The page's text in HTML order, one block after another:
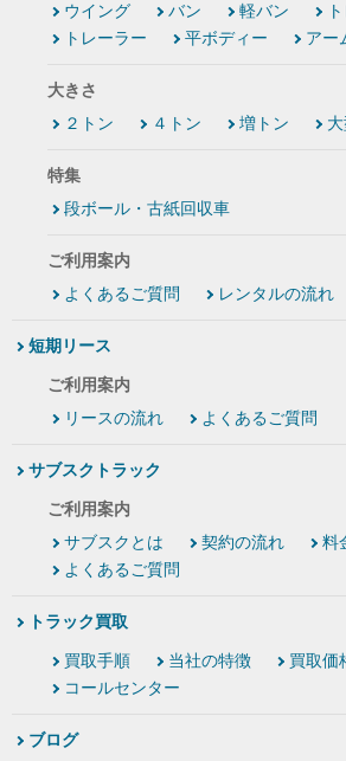
ウイング
バン 軽バン
トレーラー
平ボディー アー
大きさ
２トン
４トン 増トン
特集
段ボール・古紙回収車
ご利用案内
よくあるご質問
レンタルの流れ
短期リース
ご利用案内
リースの流れ
よくあるご質問
サブスクトラック
ご利用案内
サブスクとは
契約の流れ
料
よくあるご質問
トラック買取
買取手順 当社の特徴
買取価
コールセンター
ブログ